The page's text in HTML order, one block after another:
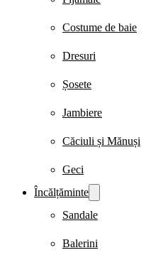
Costume de baie
Dresuri
Șosete
Jambiere
Căciuli și Mănuși
Geci
Încălțăminte
Sandale
Balerini